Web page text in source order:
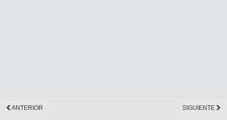
ANTERIOR SIGUIENTE